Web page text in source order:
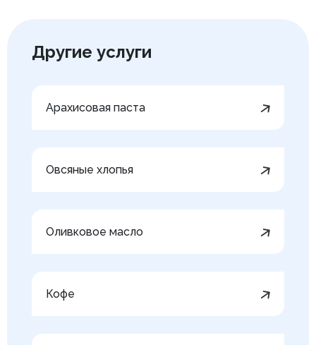
Другие услуги
Арахисовая паста
Овсяные хлопья
Оливковое масло
Кофе